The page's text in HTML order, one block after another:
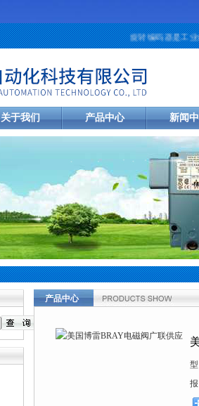
旋转编码器是工业
关于我们 产品中心 新闻
产品中心